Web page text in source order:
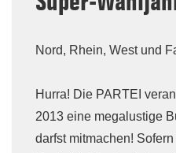
Nord, Rhein, West und
Hurra! Die PARTEI
2013 eine megalustige
darfst mitmachen!